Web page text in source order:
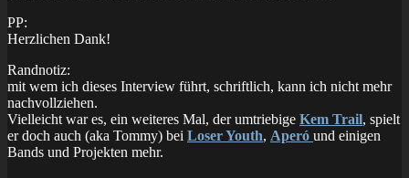
PP:
Herzlichen Dank!
Randnotiz:
mit wem ich dieses Interview führt, schriftlich, kann ich nicht mehr
nachvollziehen.
Vielleicht war es, ein weiteres Mal, der umtriebige Kem Trail, spielt
er doch auch (aka Tommy) bei Loser Youth, Aperó und einigen
Bands und Projekten mehr.